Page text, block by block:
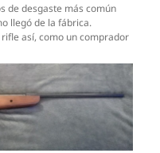
de desgaste más común
llegó de la fábrica.
así, como un comprador